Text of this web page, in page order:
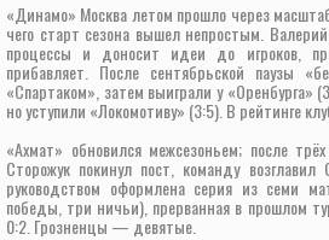
«Динамо» Москва летом прошло через
чего старт сезона вышел непростым.
процессы и доносит идеи до игроков,
прибавляет. После сентябрьской паузы
«Спартаком», затем выиграли у «Оренбурга»
но уступили «Локомотиву» (3:5). В рейтинге
«Ахмат» обновился межсезоньем; после
Сторожук покинул пост, команду
руководством оформлена серия из семи
победы, три ничьи), прерванная в прошлом
0:2. Грозненцы — девятые.